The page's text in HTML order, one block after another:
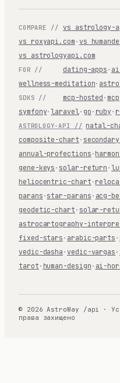
COMPARE // vs astrology-
vs roxyapi.com · vs
vs astrologyapi.com
FOR // dating-apps ·
wellness-meditation·
SDKS // mcp-hosted · mcp
symfony·laravel · go · ruby ·
ASTROLOGY-API // natal-
composite-chart ·
annual-profections ·
gene-keys · solar-return ·
heliocentric-chart ·
parans · star-parans · acg-
geodetic-chart · solar-
astrocartography-
fixed-stars · arabic-parts ·
vedic-dasha ·vedic-vargas ·
tarot · human-design · ai-
© 2026 AstroWay /api ·
права захищено